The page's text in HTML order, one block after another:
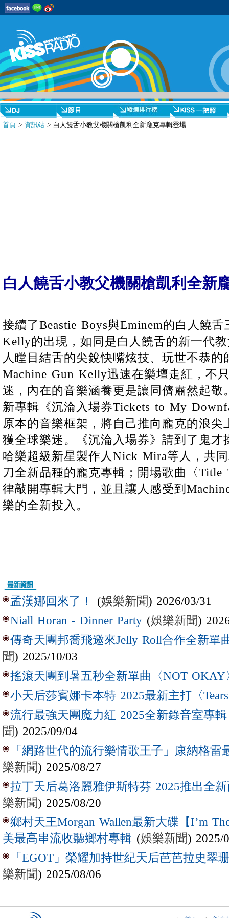
首頁 > 資訊站 > 白人饒舌小教父機關槍凱利全新龐克專輯登場
白人饒舌小教父機關槍凱利全新
接續了Beastie Boys與Eminem的白人饒
Kelly的出現，如同是白人饒舌的新一代
人瞠目結舌的尖銳快嘴炫技、玩世不恭的
Machine Gun Kelly迅速在樂壇走紅，不
迷，內在的音樂涵養更是讓同儕肅然起
新專輯《沉淪入場券Tickets to My
原本的音樂框架，將自己推向龐克的浪
獲全球樂迷。《沉淪入場券》請到了鬼才
哈樂超級新星製作人Nick Mira等人，共
刀全新品種的龐克專輯；開場歌曲〈Title
律敲開專輯大門，並且讓人感受到
樂的全新投入。
孟漢娜回來了！ (娛樂新聞) 2026/03/31
Niall Horan - Dinner Party (娛樂新聞)
傳奇天團邦喬飛邀來Jelly Roll合作全新單
聞) 2025/10/03
搖滾天團到暑五秒全新單曲〈NOT OKAY
小天后莎賓娜卡本特 2025最新主打〈
流行最強天團魔力紅 2025全新錄音室專
聞) 2025/09/04
「網路世代的流行樂情歌王子」康納格雷
樂新聞) 2025/08/27
拉丁天后葛洛麗雅伊斯特芬 2025推出全新
樂新聞) 2025/08/20
鄉村天王Morgan Wallen最新大碟【I’m
美最高串流收聽鄉村專輯 (娛樂新聞) 2025/
「EGOT」榮耀加持世紀天后芭芭拉史翠
樂新聞) 2025/08/06